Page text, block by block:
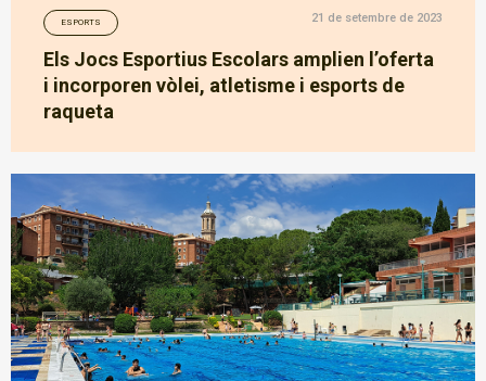
ESPORTS 21 de setembre de 2023
Els Jocs Esportius Escolars amplien l’oferta
i incorporen vòlei, atletisme i esports de
raqueta